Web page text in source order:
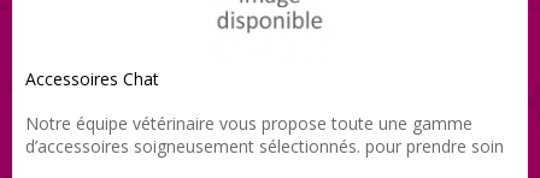
Accessoires Chat
Notre équipe vétérinaire vous propose toute une gamme
d’accessoires soigneusement sélectionnés. pour prendre soin